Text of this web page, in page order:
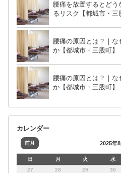
腰痛を放置するとど
るリスク【都城市・三
腰痛の原因とは？｜
か【都城市・三股町】
腰痛の原因とは？｜
か【都城市・三股町】
カレンダー
前月 2025年8
日 月 火 水
27
28 29 30